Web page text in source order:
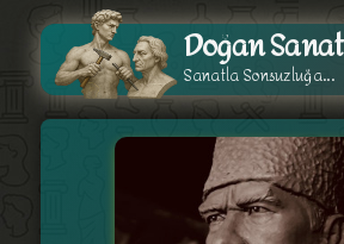
Doğan Sanat
Sanatla Sonsuzluğa...